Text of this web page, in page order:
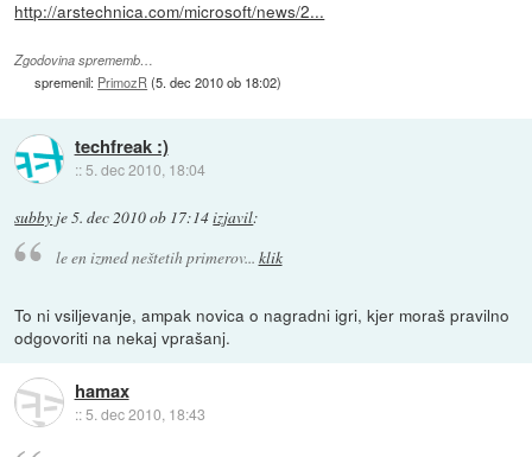
http://arstechnica.com/microsoft/news/2...
Zgodovina sprememb…
spremenil: PrimozR (5. dec 2010 ob 18:02)
techfreak :)
:: 5. dec 2010, 18:04
subby je5. dec 2010 ob 17:14izjavil:
le en izmed neštetih primerov... klik
To ni vsiljevanje, ampak novica o nagradni igri, kjer moraš pravilno
odgovoriti na nekaj vprašanj.
hamax
::5. dec 2010, 18:43